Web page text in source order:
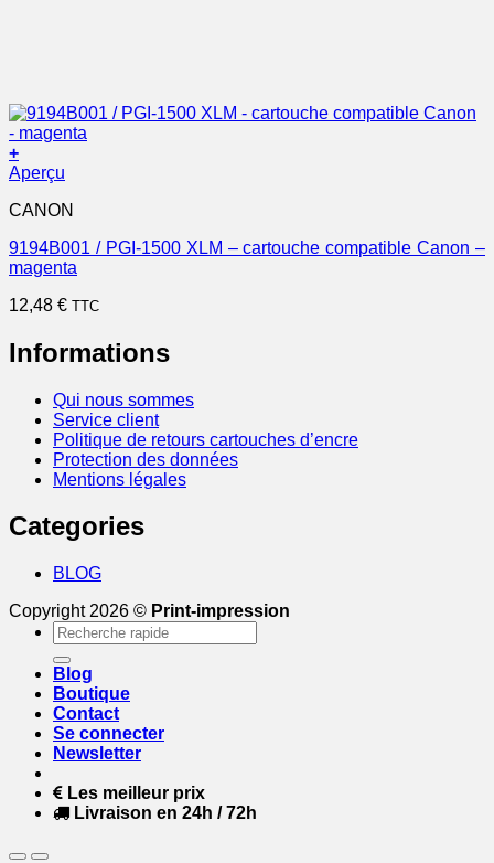
+
Aperçu
CANON
9194B001 / PGI-1500 XLM – cartouche compatible Canon –
magenta
12,48 € TTC
Informations
Qui nous sommes
Service client
Politique de retours cartouches d’encre
Protection des données
Mentions légales
Categories
BLOG
Copyright 2026 © Print-impression
Recherche
pour :
Blog
Boutique
Contact
Se connecter
Newsletter
Les meilleur prix
Livraison en 24h / 72h